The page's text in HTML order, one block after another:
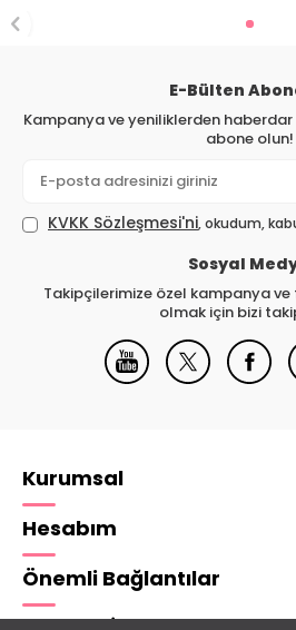
E-Bülten
Kampanya ve yeniliklerden
abone olun!
KVKK Sözleşmesi'ni, okudum,
Sosyal
Takipçilerimize özel kampanya
olmak için bizi
Kurumsal
Hesabım
Önemli Bağlantılar